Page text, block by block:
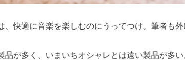
快適に音楽を楽しむのにうってつけ。筆者も
が多く、いまいちオシャレとは遠い製品が多